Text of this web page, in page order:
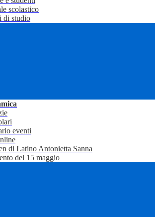
scolastico
di studio
eventi
di Latino Antonietta Sanna
del 15 maggio